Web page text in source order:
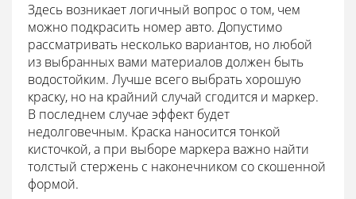
Здесь возникает логичный вопрос о том, чем
можно подкрасить номер авто. Допустимо
рассматривать несколько вариантов, но любой
из выбранных вами материалов должен быть
водостойким. Лучше всего выбрать хорошую
краску, но на крайний случай сгодится и маркер.
В последнем случае эффект будет
недолговечным. Краска наносится тонкой
кисточкой, а при выборе маркера важно найти
толстый стержень с наконечником со скошенной
формой.